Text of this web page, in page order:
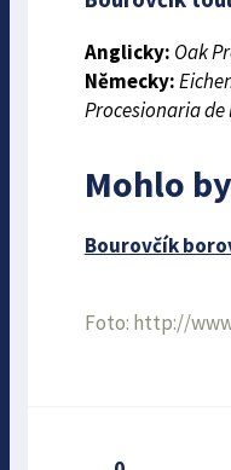
Anglicky: Oak
Německy:
Procesionaria de
Mohlo
Bourovčík
Foto: http://